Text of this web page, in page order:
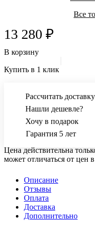
Все
13 280 ₽
В корзину
Купить в 1 клик
Рассчитать доставку
Нашли дешевле?
Хочу в подарок
Гарантия 5 лет
Цена действительна
может отличаться от цен
Описание
Отзывы
Оплата
Доставка
Дополнительно